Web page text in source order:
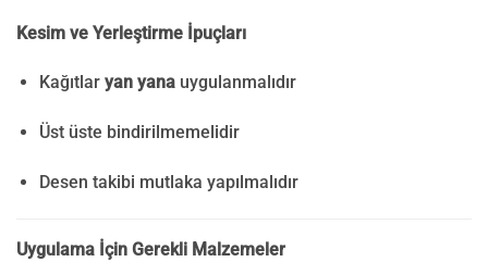
Kesim ve Yerleştirme İpuçları
Kağıtlar yan yanauygulanmalıdır
Üst üste bindirilmemelidir
Desen takibi mutlaka yapılmalıdır
Uygulama İçin Gerekli Malzemeler